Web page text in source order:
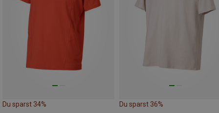
Du sparst 34% Du sparst 36%